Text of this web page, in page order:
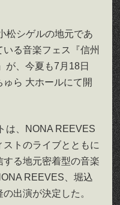
松シゲルの地元であ
る音楽フェス『信州
が、今夏も7月18日
ゅら 大ホールにて開
は、NONA REEVES
トのライブとともに
る地元密着型の音楽
REEVES、堀込
出演が決定した。